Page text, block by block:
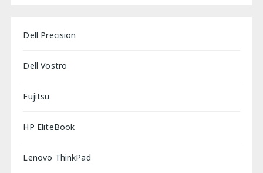
Dell Precision
Dell Vostro
Fujitsu
HP EliteBook
Lenovo ThinkPad